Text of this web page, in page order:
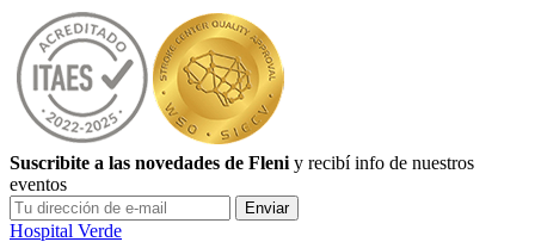
Suscribite a las novedades de Fleni y recibí info de nuestros
eventos
Hospital Verde